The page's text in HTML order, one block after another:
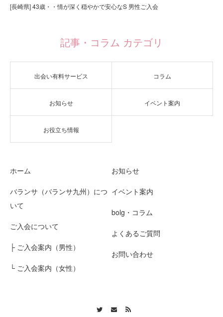
[長崎県] 43歳・・情が深く穏やかで安心なS 男性ご入会
記事・コラム カテゴリ
出会い有料サービス コラム
お知らせ イベント案内
お役立ち情報
ホーム
バランサ（バランサ九州）につ
いて
ご入会について
├ ご入会案内（男性）
└ ご入会案内（女性）
お知らせ
イベント案内
bolg・コラム
よくあるご質問
お問い合わせ